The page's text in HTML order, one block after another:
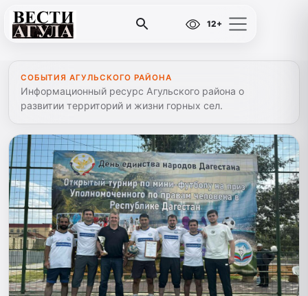
12+
СОБЫТИЯ АГУЛЬСКОГО РАЙОНА
Информационный ресурс Агульского района о
развитии территорий и жизни горных сел.